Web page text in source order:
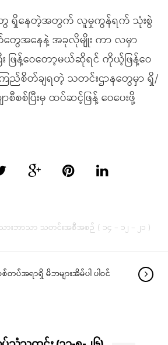
တွေ ရှိနေတဲ့အတွက် လူမှုကွန်ရက် သုံးစွဲ
အနေနဲ့ အခုလိုမျိုး ကာ လမှာ
ဖြန့်ဝေတော့မယ်ဆိုရင် ကိုယ့်ဖြန့်ဝေ
စိတ်ချရတဲ့ သတင်းဌာနတွေမှာ ရှိ/
စစ်ပြီးမှ ထပ်ဆင့်ဖြန့် ဝေပေးဖို့
ားဘာသာ သတင်းအစီအစဉ် ( ၁၄ – ၁၂ – ၂၁ )
ပ်အရာရှိ မိဘများအိမ်ပါ ပါဝင်